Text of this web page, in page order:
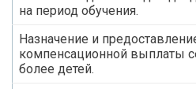
на период обучения.
Назначение и
компенсационной выплаты
более детей.